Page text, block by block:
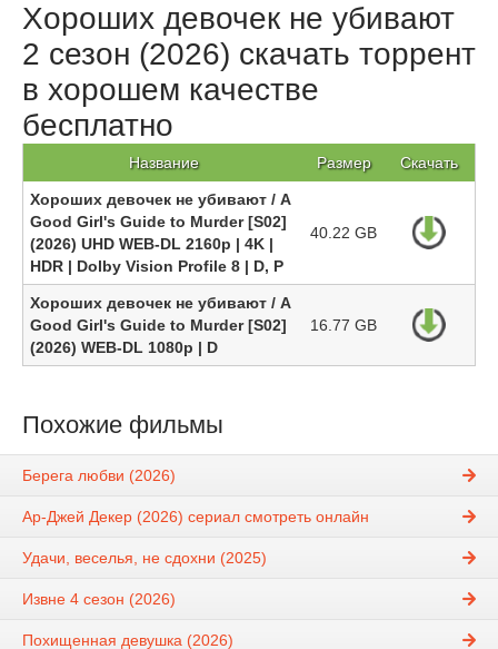
Хороших девочек не убивают
2 сезон (2026) скачать торрент
в хорошем качестве
бесплатно
Название Размер Скачать
Хороших девочек не убивают / A
Good Girl's Guide to Murder [S02]
(2026) UHD WEB-DL 2160p | 4K |
HDR | Dolby Vision Profile 8 | D, P
40.22 GB
Хороших девочек не убивают / A
Good Girl's Guide to Murder [S02]
(2026) WEB-DL 1080p | D
16.77 GB
Похожие фильмы
Берега любви (2026)
Ар-Джей Декер (2026) сериал смотреть онлайн
Удачи, веселья, не сдохни (2025)
Извне 4 сезон (2026)
Похищенная девушка (2026)